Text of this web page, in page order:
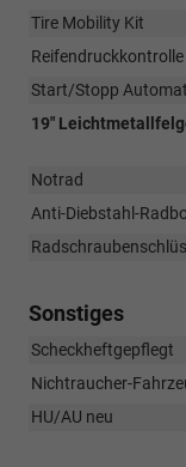
Tire Mobility Kit
Reifendruckkontrolle
Start/Stopp
19"
Notrad
Anti-Diebstahl-
Sonstiges
Scheckheftgepflegt
Nichtraucher-
HU/AU neu